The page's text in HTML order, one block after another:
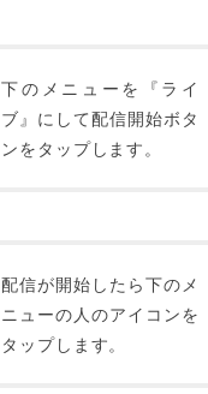
下のメニューを『ライ
ブ』にして配信開始ボタ
ンをタップします。
配信が開始したら下のメ
ニューの人のアイコンを
タップします。